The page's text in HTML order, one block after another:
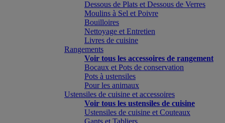
Dessous de Plats et Dessous de Verres
Moulins à Sel et Poivre
Bouilloires
Nettoyage et Entretien
Livres de cuisine
Rangements
Voir tous les accessoires de rangement
Bocaux et Pots de conservation
Pots à ustensiles
Pour les animaux
Ustensiles de cuisine et accessoires
Voir tous les ustensiles de cuisine
Ustensiles de cuisine et Couteaux
Gants et Tabliers